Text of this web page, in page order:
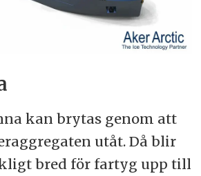
kan brytas genom att
utåt. Då blir
bred för fartyg upp till